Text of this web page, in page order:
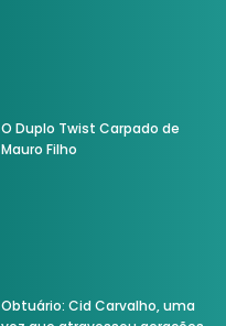
O Duplo Twist Carpado de
Mauro Filho
Obtuário: Cid Carvalho, uma